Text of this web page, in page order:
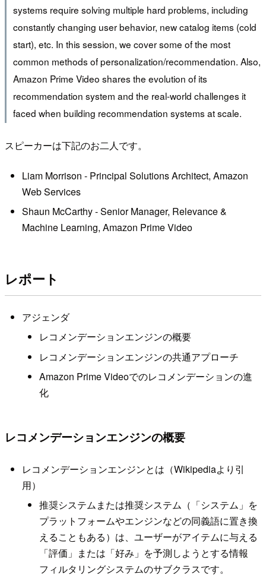
systems require solving multiple hard problems, including
constantly changing user behavior, new catalog items (cold
start), etc. In this session, we cover some of the most
common methods of personalization/recommendation. Also,
Amazon Prime Video shares the evolution of its
recommendation system and the real-world challenges it
faced when building recommendation systems at scale.
スピーカーは下記のお二人です。
Liam Morrison - Principal Solutions Architect, Amazon
Web Services
Shaun McCarthy - Senior Manager, Relevance &
Machine Learning, Amazon Prime Video
レポート
アジェンダ
レコメンデーションエンジンの概要
レコメンデーションエンジンの共通アプローチ
Amazon Prime Videoでのレコメンデーションの進
化
レコメンデーションエンジンの概要
レコメンデーションエンジンとは（Wikipediaより引
用）
推奨システムまたは推奨システム（「システム」を
プラットフォームやエンジンなどの同義語に置き換
えることもある）は、ユーザーがアイテムに与える
「評価」または「好み」を予測しようとする情報
フィルタリングシステムのサブクラスです。